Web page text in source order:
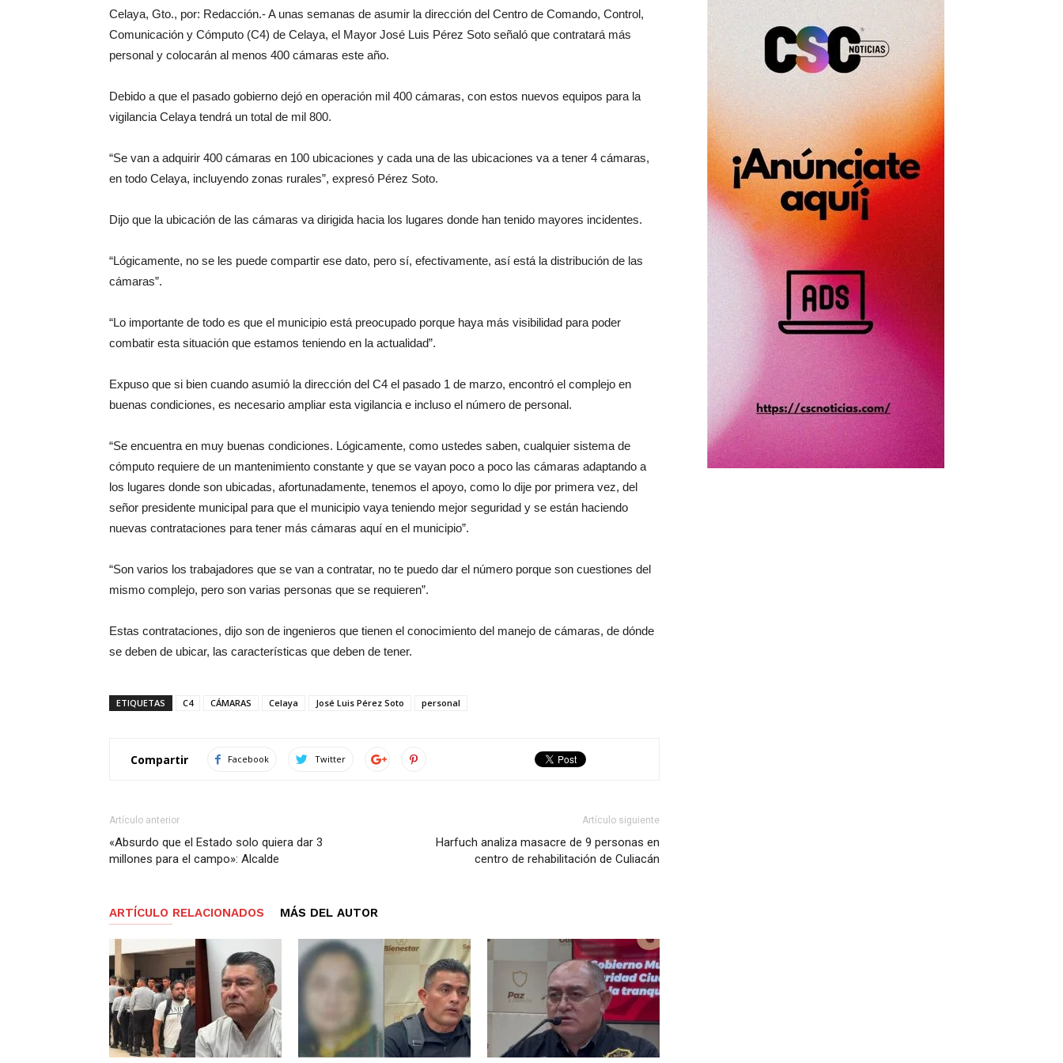
Celaya, Gto., por: Redacción.- A unas semanas de asumir la dirección del Centro de Comando, Control,
Comunicación y Cómputo (C4) de Celaya, el Mayor José Luis Pérez Soto señaló que contratará más
personal y colocarán al menos 400 cámaras este año.
Debido a que el pasado gobierno dejó en operación mil 400 cámaras, con estos nuevos equipos para la
vigilancia Celaya tendrá un total de mil 800.
“Se van a adquirir 400 cámaras en 100 ubicaciones y cada una de las ubicaciones va a tener 4 cámaras,
en todo Celaya, incluyendo zonas rurales”, expresó Pérez Soto.
Dijo que la ubicación de las cámaras va dirigida hacia los lugares donde han tenido mayores incidentes.
“Lógicamente, no se les puede compartir ese dato, pero sí, efectivamente, así está la distribución de las
cámaras”.
“Lo importante de todo es que el municipio está preocupado porque haya más visibilidad para poder
combatir esta situación que estamos teniendo en la actualidad”.
Expuso que si bien cuando asumió la dirección del C4 el pasado 1 de marzo, encontró el complejo en
buenas condiciones, es necesario ampliar esta vigilancia e incluso el número de personal.
“Se encuentra en muy buenas condiciones. Lógicamente, como ustedes saben, cualquier sistema de
cómputo requiere de un mantenimiento constante y que se vayan poco a poco las cámaras adaptando a
los lugares donde son ubicadas, afortunadamente, tenemos el apoyo, como lo dije por primera vez, del
señor presidente municipal para que el municipio vaya teniendo mejor seguridad y se están haciendo
nuevas contrataciones para tener más cámaras aquí en el municipio”.
“Son varios los trabajadores que se van a contratar, no te puedo dar el número porque son cuestiones del
mismo complejo, pero son varias personas que se requieren”.
Estas contrataciones, dijo son de ingenieros que tienen el conocimiento del manejo de cámaras, de dónde
se deben de ubicar, las características que deben de tener.
ETIQUETAS C4 CÁMARAS Celaya José Luis Pérez Soto personal
Compartir Facebook Twitter
Artículo anterior
«Absurdo que el Estado solo quiera dar 3
millones para el campo»: Alcalde
Artículo siguiente
Harfuch analiza masacre de 9 personas en
centro de rehabilitación de Culiacán
ARTÍCULO RELACIONADOS MÁS DEL AUTOR